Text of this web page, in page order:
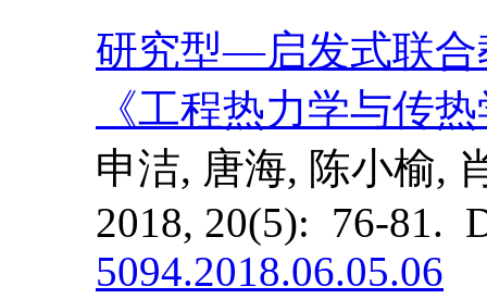
研究型—启发式联
《工程热力学与传
申洁, 唐海, 陈小榆,
2018, 20(5): 76-81.
5094.2018.06.05.06